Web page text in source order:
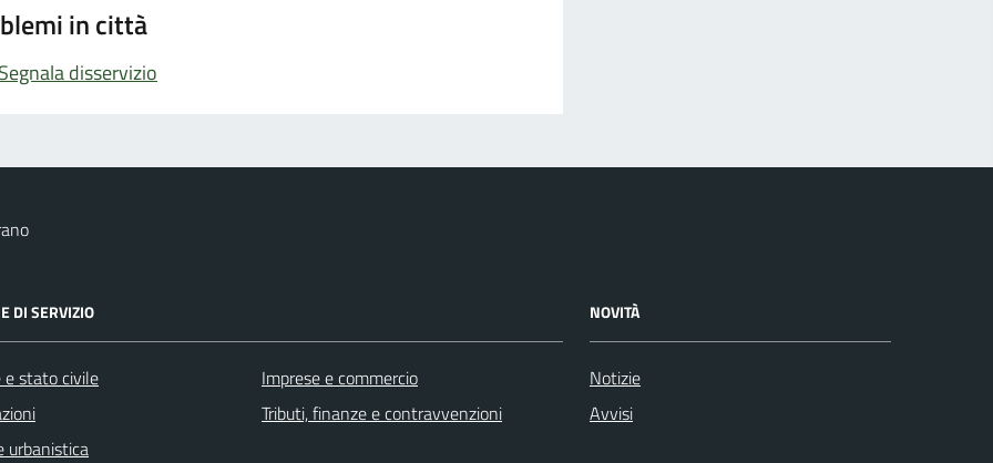
in città
Segnala disservizio
DI SERVIZIO
e stato civile
urbanistica
Imprese e commercio
Tributi, finanze e contravvenzioni
NOVITÀ
Notizie
Avvisi